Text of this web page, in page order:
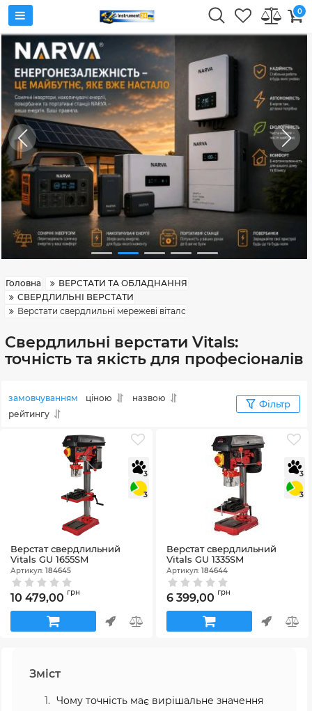
0
Головна
ВЕРСТАТИ ТА ОБЛАДНАННЯ
СВЕРДЛИЛЬНІ ВЕРСТАТИ
Верстати свердлильні мережеві віталс
Свердлильні верстати Vitals:
точність та якість для професіоналів
замовчуванням ціною
назвою
рейтингу
Фільтр
3
3
Верстат свердлильний
Vitals GU 1655SM
Артикул: 184645
10 479,00 грн
3
3
Верстат свердлильний
Vitals GU 1335SM
Артикул: 184644
6 399,00 грн
Зміст
Чому точність має вирішальне значення